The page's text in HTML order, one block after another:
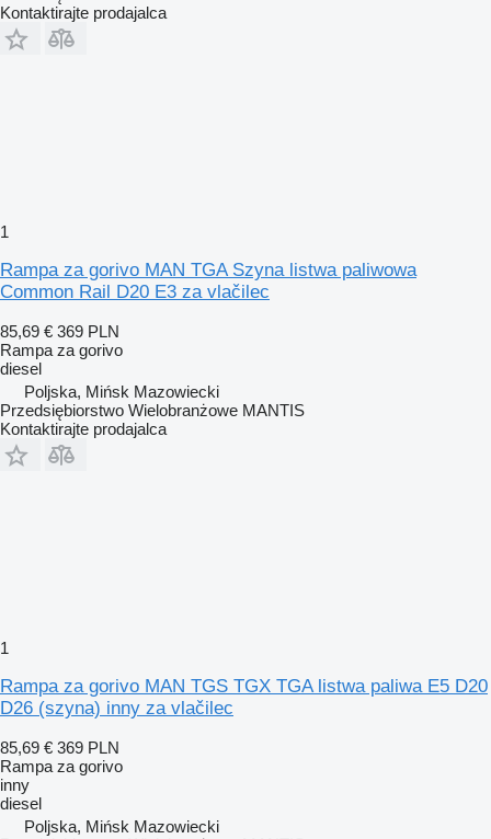
Kontaktirajte prodajalca
1
Rampa za gorivo MAN TGA Szyna listwa paliwowa
Common Rail D20 E3 za vlačilec
85,69 € 369 PLN
Rampa za gorivo
diesel
Poljska, Mińsk Mazowiecki
Przedsiębiorstwo Wielobranżowe MANTIS
Kontaktirajte prodajalca
1
Rampa za gorivo MAN TGS TGX TGA listwa paliwa E5 D20
D26 (szyna) inny za vlačilec
85,69 € 369 PLN
Rampa za gorivo
inny
diesel
Poljska, Mińsk Mazowiecki